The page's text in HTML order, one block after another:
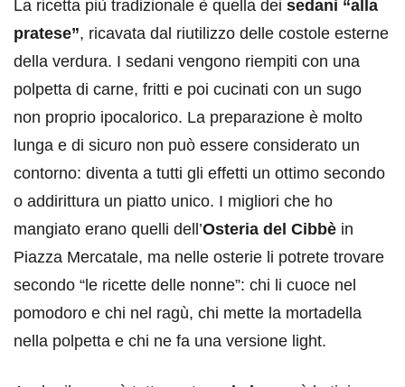
La ricetta più tradizionale è quella dei sedani “alla
pratese”, ricavata dal riutilizzo delle costole esterne
della verdura. I sedani vengono riempiti con una
polpetta di carne, fritti e poi cucinati con un sugo
non proprio ipocalorico. La preparazione è molto
lunga e di sicuro non può essere considerato un
contorno: diventa a tutti gli effetti un ottimo secondo
o addirittura un piatto unico. I migliori che ho
mangiato erano quelli dell’Osteria del Cibbè in
Piazza Mercatale, ma nelle osterie li potrete trovare
secondo “le ricette delle nonne”: chi li cuoce nel
pomodoro e chi nel ragù, chi mette la mortadella
nella polpetta e chi ne fa una versione light.